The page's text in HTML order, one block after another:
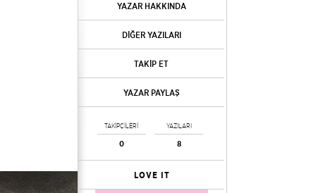
YAZAR HAKKINDA
DİĞER YAZILARI
TAKİP ET
YAZAR PAYLAŞ
TAKİPÇİLERİ
0
YAZILARI
8
LOVE IT